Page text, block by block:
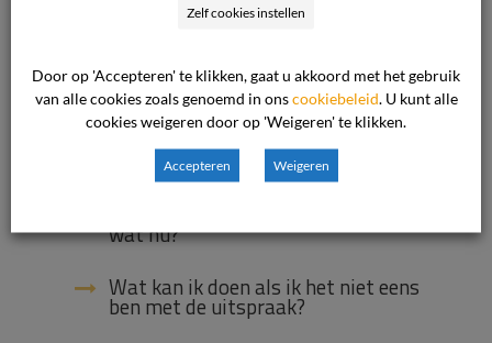
tegen een cliënt indienen?
Ik vul het formulier liever in op
papier, kan dat?
Wat is een gemachtigde en hoe meld
wat nu?
Wat kan ik doen als ik het niet eens
ben met de uitspraak?
Zelf cookies instellen
Door op 'Accepteren' te klikken, gaat u akkoord met het gebruik
van alle cookies zoals genoemd in onscookiebeleid. U kunt alle
cookies weigeren door op 'Weigeren' te klikken.
Accepteren Weigeren